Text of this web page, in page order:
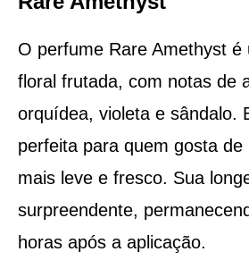
O perfume Rare Amethyst é
floral frutada, com notas de
orquídea, violeta e sândalo.
perfeita para quem gosta de
mais leve e fresco. Sua
surpreendente,
horas após a aplicação.